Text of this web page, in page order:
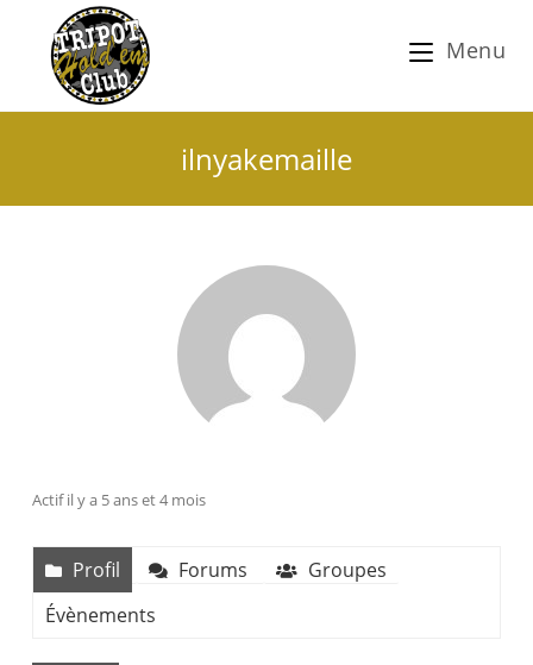
Menu
ilnyakemaille
Actif il y a 5 ans et 4 mois
Profil Forums
Groupes
Évènements